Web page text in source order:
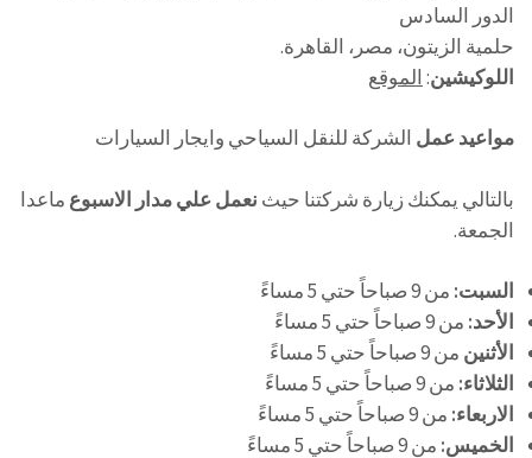
الدور السادس
حلمية الزيتون، مصر، القاهرة.
اللوكيشين: الموقع
مواعيد عمل الشركة للنقل السياحي وايجار السيارات
بالتالي يمكنك زيارة شركتنا حيث نعمل علي مدار الاسبوع ماعدا
الجمعة.
السبت: من 9 صباحاً حتي 5 مساءً
الأحد: من 9 صباحاً حتي 5 مساءً
الأثنين من 9 صباحاً حتي 5 مساءً
الثلاثاء: من 9 صباحاً حتي 5 مساءً
الاربعاء: من 9 صباحاً حتي 5 مساءً
الخميس: من 9 صباحاً حتي 5 مساءً